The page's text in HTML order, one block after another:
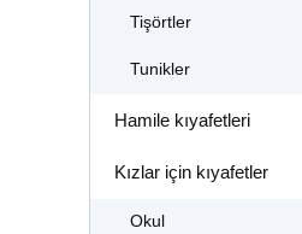
Tişörtler
Tunikler
Hamile kıyafetleri
Kızlar için kıyafetler
Okul